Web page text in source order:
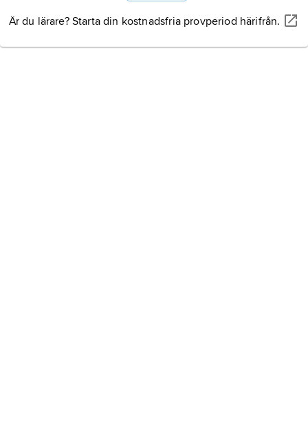
Är du lärare? Starta din kostnadsfria provperiod härifrån.